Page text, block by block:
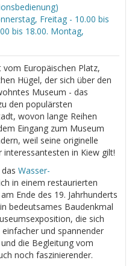
Freitag - 10.00 bis
bis 18.00. Montag,
Europäischen Platz,
Hügel, der sich über den
Museum - das
den populärsten
wovon lange Reihen
Eingang zum Museum
weil seine originelle
in Kiew gilt!
Wasser-
in einem restaurierten
Ende des 19. Jahrhunderts
bedeutsames Baudenkmal
die sich
und spannender
die Begleitung vom
noch faszinierender.